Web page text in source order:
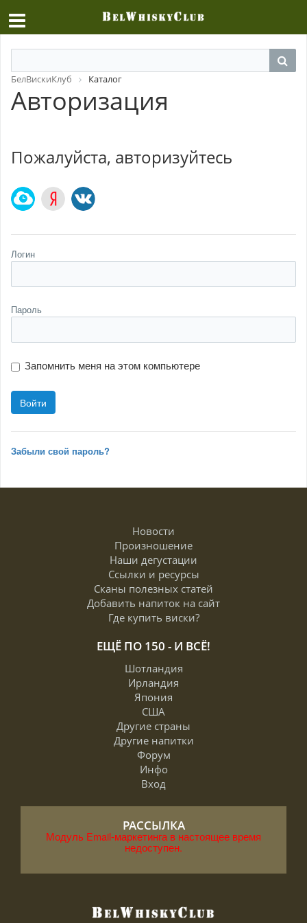
БелВискиКлуб Каталог
Авторизация
Пожалуйста, авторизуйтесь
Логин
Пароль
Запомнить меня на этом компьютере
Забыли свой пароль?
Новости
Произношение
Наши дегустации
Ссылки и ресурсы
Сканы полезных статей
Добавить напиток на сайт
Где купить виски?
ЕЩЁ ПО 150 - И ВСЁ!
Шотландия
Ирландия
Япония
США
Другие страны
Другие напитки
Форум
Инфо
Вход
РАССЫЛКА
Модуль Email-маркетинга в настоящее время
недоступен.